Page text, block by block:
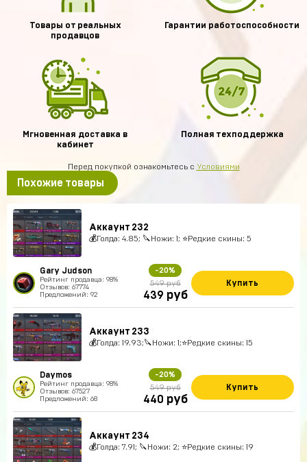
Товары от реальных
продавцов
Гарантии работоспособности
Мгновенная доставка в
кабинет
Полная техподдержка
Перед покупкой ознакомьтесь с Условиями
Похожие товары
Аккаунт 232
💰Голда: 4.85; 🔪Ножи: 1; ⭐️Редкие скины: 5
Gary Judson
Рейтинг продавца: 98%
Отзывов: 67774
Предложений: 92
-20%
549 руб
439 руб
Купить
Аккаунт 233
💰Голда: 19.93;🔪Ножи: 1;⭐️Редкие скины: 15
Daymos
Рейтинг продавца: 98%
Отзывов: 67527
Предложений: 68
-20%
549 руб
440 руб
Купить
Аккаунт 234
💰Голда: 7.91; 🔪Ножи: 2; ⭐️Редкие скины: 19